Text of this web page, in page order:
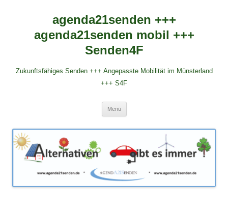
agenda21senden +++
agenda21senden mobil +++
Senden4F
Zukunftsfähiges Senden +++ Angepasste Mobilität im Münsterland
+++ S4F
Menü